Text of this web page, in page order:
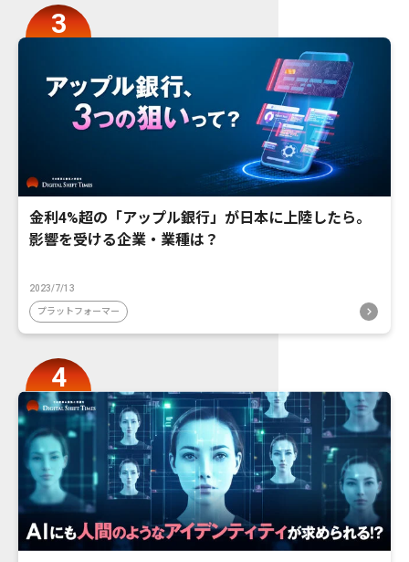
金利4%超の「アップル銀行」が日本に上陸したら。
影響を受ける企業・業種は？
2023/7/13
プラットフォーマー